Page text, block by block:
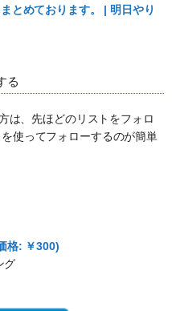
とめております。 | 明日やり
る
は、先ほどのリストをフォロ
使ってフォローするのが簡単
格: ￥300)
グ